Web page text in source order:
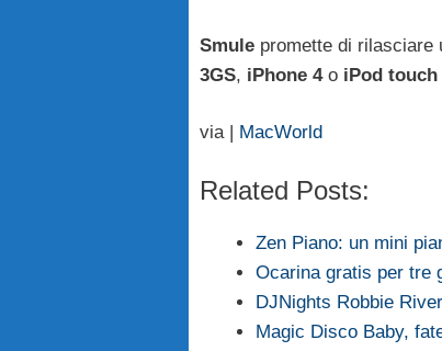
Smule promette di rilasciare
3GS, iPhone 4o iPod touch
via | MacWorld
Related Posts:
Zen Piano: un mini
Ocarina gratis per tre
DJNights Robbie
Magic Disco Baby,